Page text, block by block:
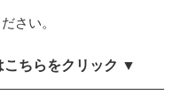
さい。
ちらをクリック ▼